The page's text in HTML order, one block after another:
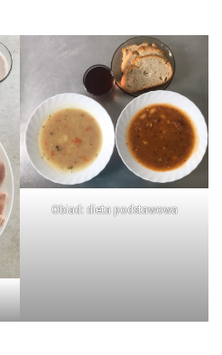
Obiad: dieta podstawowa